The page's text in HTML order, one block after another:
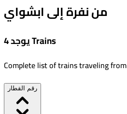
من نفرة إلى ابشواي
يوجد 4 Trains
Complete list of trains traveling from
رقم القطار